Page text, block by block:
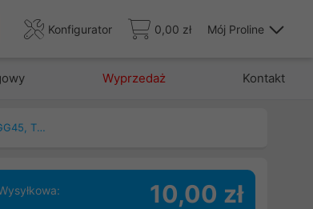
Konfigurator 0,00 zł Mój Proline
Wyprzedaż Kontakt
Patchcord, kable ethernet RJ45, GG45, TERA
10,00 zł